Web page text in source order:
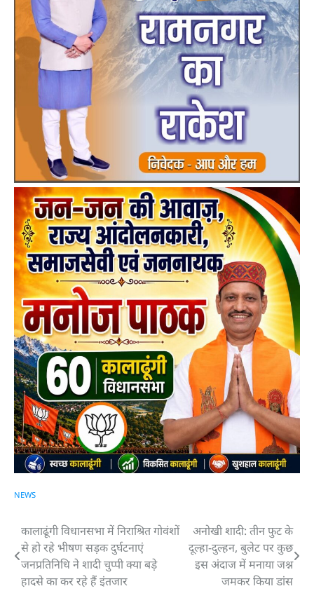
NEWS
Post
navigation
कालाढूंगी विधानसभा में निराश्रित गोवंशों
से हो रहे भीषण सड़क दुर्घटनाएं
जनप्रतिनिधि ने शादी चुप्पी क्या बड़े
हादसे का कर रहे हैं इंतजार
अनोखी शादी: तीन फुट के
दूल्हा-दुल्हन, बुलेट पर कुछ
इस अंदाज में मनाया जश्न
जमकर किया डांस